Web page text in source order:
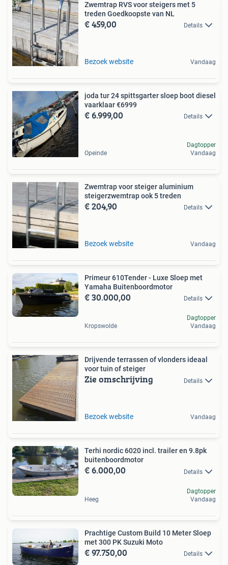
Zwemtrap RVS voor steigers met 5
treden Goedkoopste van NL
€ 459,00 Details
Bezoek website Vandaag
joda tur 24 spittsgarter sloep boot diesel
vaarklaar €6999
€ 6.999,00 Details
Opeinde
Dagtopper
Vandaag
Zwemtrap voor steiger aluminium
steigerzwemtrap ook 5 treden
€ 204,90 Details
Bezoek website Vandaag
Primeur 610Tender - Luxe Sloep met
Yamaha Buitenboordmotor
€ 30.000,00 Details
Kropswolde
Dagtopper
Vandaag
Drijvende terrassen of vlonders ideaal
voor tuin of steiger
Zie omschrijving Details
Bezoek website Vandaag
Terhi nordic 6020 incl. trailer en 9.8pk
buitenboordmotor
€ 6.000,00 Details
Heeg
Dagtopper
Vandaag
Prachtige Custom Build 10 Meter Sloep
met 300 PK Suzuki Moto
€ 97.750,00 Details